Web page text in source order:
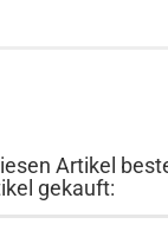
Artikel
gekauft: